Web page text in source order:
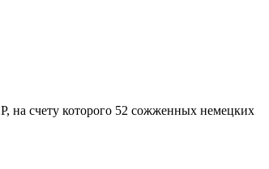
на счету которого 52 сожженных немецких